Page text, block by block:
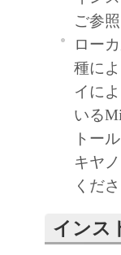
use with
You
must
borne
You
purpose.
ご参
ロー
種に
イに
いる
トー
キヤ
くださ
インス